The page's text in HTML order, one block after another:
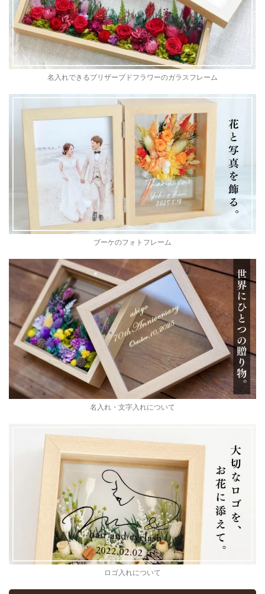
名入れできるプリザーブドフラワーのガラスフレーム
ブーケのフォトフレーム
名入れ・文字入れについて
ロゴ入れについて